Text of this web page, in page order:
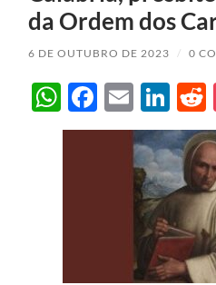
da Ordem dos
6 DE OUTUBRO DE 2023 / 0
WhatsApp
Email